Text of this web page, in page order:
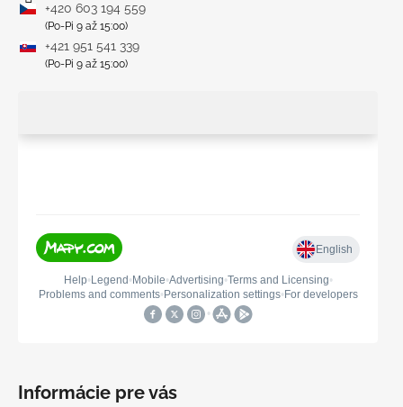
+420 603 194 559
(Po-Pi 9 až 15:00)
+421 951 541 339
(Po-Pi 9 až 15:00)
Informácie pre vás